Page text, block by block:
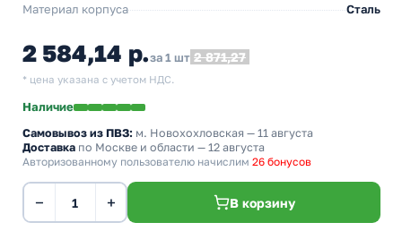
Материал корпуса
Сталь
2 584,14 р.за 1 шт 2 871,27
* цена указана с учетом НДС.
Наличие
Самовывоз из ПВЗ: м. Новохохловская — 11 августа
Доставка по Москве и области — 12 августа
Авторизованному пользователю начислим 26 бонусов
− + В корзину